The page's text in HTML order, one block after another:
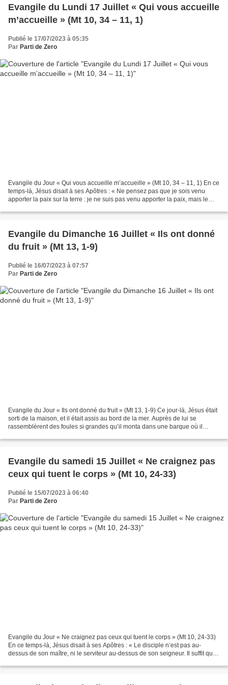
Evangile du Lundi 17 Juillet « Qui vous accueille
m’accueille » (Mt 10, 34 – 11, 1)
Publié le 17/07/2023 à 05:35
Par Parti de Zero
Evangile du Jour « Qui vous accueille m’accueille » (Mt 10, 34 – 11, 1) En ce
temps-là, Jésus disait à ses Apôtres : « Ne pensez pas que je sois venu
apporter la paix sur la terre : je ne suis pas venu apporter la paix, mais le
Evangile du Dimanche 16 Juillet « Ils ont donné
du fruit » (Mt 13, 1-9)
Publié le 16/07/2023 à 07:57
Par Parti de Zero
Evangile du Jour « Ils ont donné du fruit » (Mt 13, 1-9) Ce jour-là, Jésus était
sorti de la maison, et il était assis au bord de la mer. Auprès de lui se
rassemblèrent des foules si grandes qu’il monta dans une barque où il
Evangile du samedi 15 Juillet « Ne craignez pas
ceux qui tuent le corps » (Mt 10, 24-33)
Publié le 15/07/2023 à 06:40
Par Parti de Zero
Evangile du Jour « Ne craignez pas ceux qui tuent le corps » (Mt 10, 24-33)
En ce temps-là, Jésus disait à ses Apôtres : « Le disciple n’est pas au-
dessus de son maître, ni le serviteur au-dessus de son seigneur. Il suffit que